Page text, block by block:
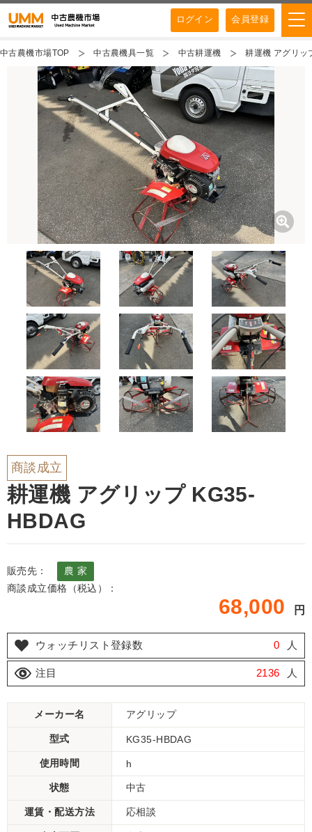
ログイン 会員登録
中古農機市場TOP 中古農機具一覧 中古耕運機 耕運機 アグリッ
商談成立
耕運機 アグリップ KG35-
HBDAG
販売先：
農 家
商談成立価格（税込）：
68,000 円
ウォッチリスト登録数 0 人
注目 2136 人
メーカー名 アグリップ
型式 KG35-HBDAG
使用時間 h
状態 中古
運賃・配送方法 応相談